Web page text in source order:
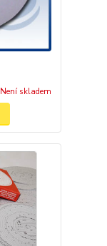
Není skladem